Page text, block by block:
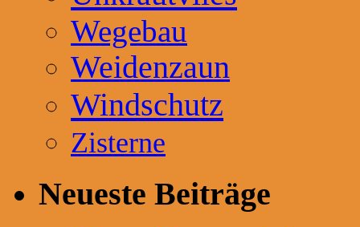
Wegebau
Weidenzaun
Windschutz
Zisterne
Neueste Beiträge